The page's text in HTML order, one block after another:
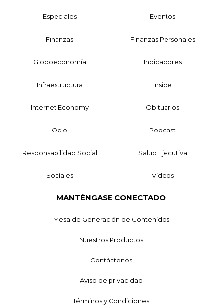
Especiales Eventos
Finanzas Finanzas Personales
Globoeconomía Indicadores
Infraestructura Inside
Internet Economy Obituarios
Ocio Podcast
Responsabilidad Social Salud Ejecutiva
Sociales Videos
MANTÉNGASE CONECTADO
Mesa de Generación de Contenidos
Nuestros Productos
Contáctenos
Aviso de privacidad
Términos y Condiciones